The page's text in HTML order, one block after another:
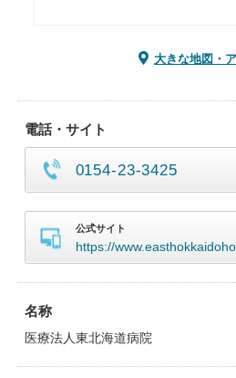
大きな地図・
電話・サイト
0154-23-3425
公式サイト
https://
名称
医療法人東北海道病院